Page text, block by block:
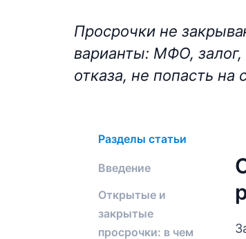
Просрочки не
варианты: МФО, залог,
отказа, не попасть
Разделы статьи
Введение
Открытые и
закрытые
просрочки: в чем